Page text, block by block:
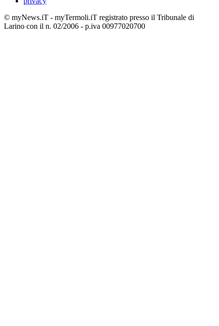
© myNews.iT - myTermoli.iT registrato presso il Tribunale di
Larino con il n. 02/2006 - p.iva 00977020700